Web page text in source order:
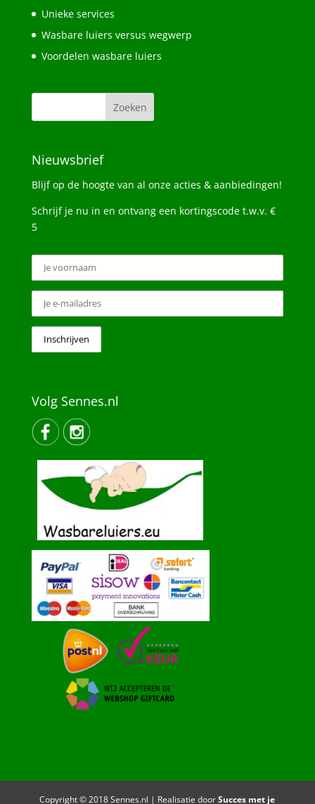
Unieke services
Wasbare luiers versus wegwerp
Voordelen wasbare luiers
Nieuwsbrief
Blijf op de hoogte van al onze acties & aanbiedingen!
Schrijf je nu in en ontvang een kortingscode t.w.v. €
5
Volg Sennes.nl
Copyright © 2018 Sennes.nl | Realisatie doorSucces met je